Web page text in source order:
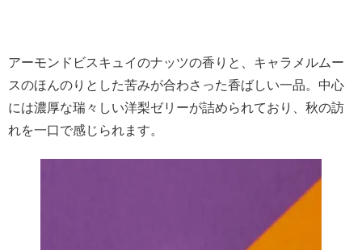
アーモンドビスキュイのナッツの香りと、キャラメルムー
スのほんのりとした苦みが合わさった香ばしい一品。中心
には濃厚な瑞々しい洋梨ゼリーが詰められており、秋の訪
れを一口で感じられます。